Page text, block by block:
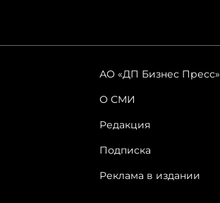
АО «ДП Бизнес Пресс»
О СМИ
Редакция
Подписка
Реклама в издании